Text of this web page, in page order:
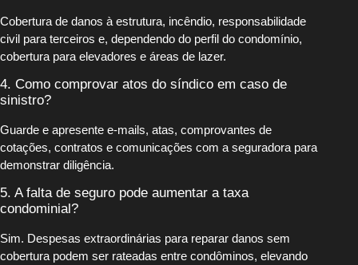
Cobertura de danos à estrutura, incêndio, responsabilidade
civil para terceiros e, dependendo do perfil do condomínio,
cobertura para elevadores e áreas de lazer.
4. Como comprovar atos do síndico em caso de
sinistro?
Guarde e apresente e-mails, atas, comprovantes de
cotações, contratos e comunicações com a seguradora para
demonstrar diligência.
5. A falta de seguro pode aumentar a taxa
condominial?
Sim. Despesas extraordinárias para reparar danos sem
cobertura podem ser rateadas entre condôminos, elevando